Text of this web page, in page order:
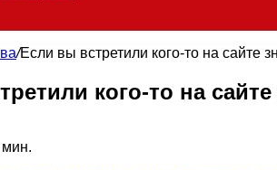
/Если вы встретили кого-то на сайте
кого-то на